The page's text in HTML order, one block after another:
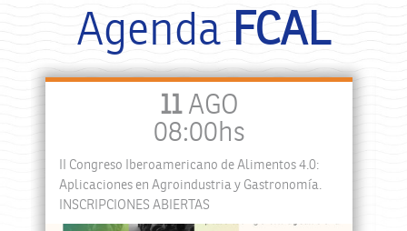
Agenda FCAL
11 AGO
08:00hs
II Congreso Iberoamericano de Alimentos 4.0:
Aplicaciones en Agroindustria y Gastronomía.
INSCRIPCIONES ABIERTAS